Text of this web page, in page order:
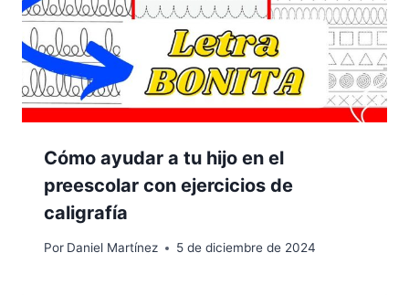
Cómo ayudar a tu hijo en el
preescolar con ejercicios de
caligrafía
Por Daniel Martínez 5 de diciembre de 2024